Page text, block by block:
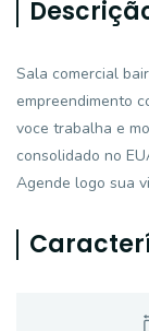
Sala comercial
empreendimento
voce trabalha e
consolidado no
Agende logo sua